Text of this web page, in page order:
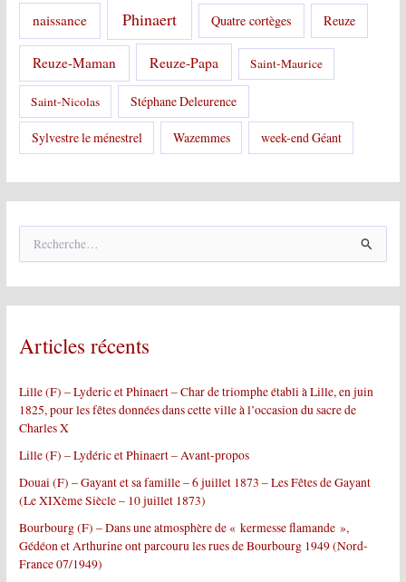
naissance Phinaert Quatre cortèges Reuze
Reuze-Maman Reuze-Papa Saint-Maurice
Saint-Nicolas Stéphane Deleurence
Sylvestre le ménestrel Wazemmes week-end Géant
h
e
c
r
:
Articles récents
Lille (F) – Lyderic et Phinaert – Char de triomphe établi à Lille, en juin
1825, pour les fêtes données dans cette ville à l’occasion du sacre de
Charles X
Lille (F) – Lydéric et Phinaert – Avant-propos
Douai (F) – Gayant et sa famille – 6 juillet 1873 – Les Fêtes de Gayant
(Le XIXème Siècle – 10 juillet 1873)
Bourbourg (F) – Dans une atmosphère de « kermesse flamande »,
Gédéon et Arthurine ont parcouru les rues de Bourbourg 1949 (Nord-
France 07/1949)